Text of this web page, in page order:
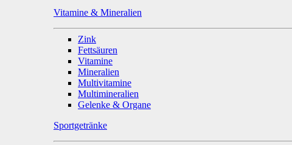
Vitamine & Mineralien
Zink
Fettsäuren
Vitamine
Mineralien
Multivitamine
Multimineralien
Gelenke & Organe
Sportgetränke